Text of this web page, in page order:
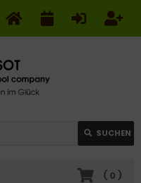
SUCHEN
( 0 )